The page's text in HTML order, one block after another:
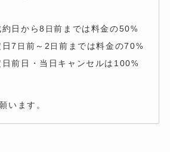
日から8 日前までは料金の50%
7 日 前～2 日前までは料金の70%
前日・当日キャンセルは100%
います。